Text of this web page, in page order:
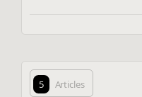
5 Articles